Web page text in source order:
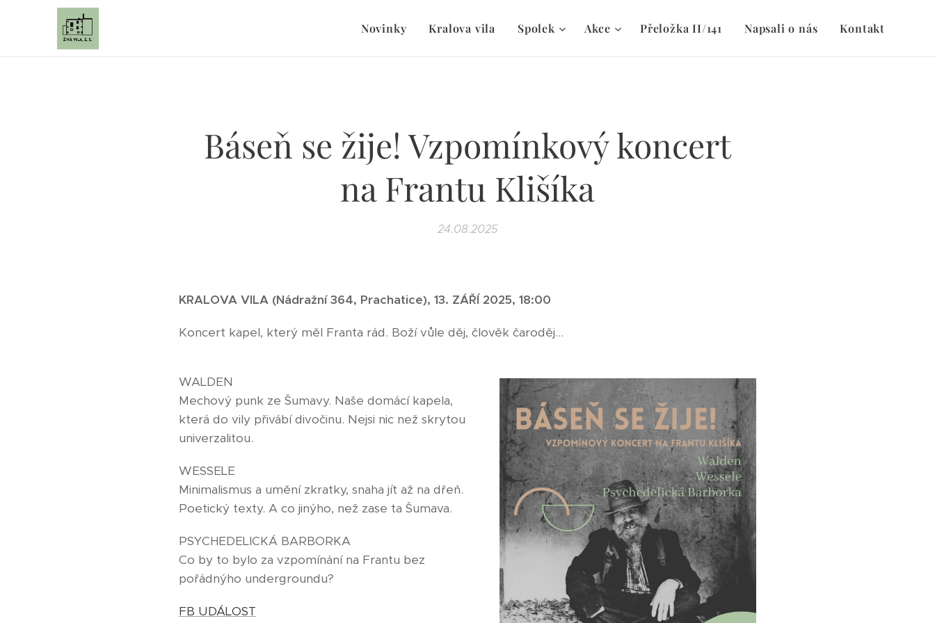
Novinky Kralova vila Spolek Akce Přeložka II/141 Napsali o nás Kontakt
Báseň se žije! Vzpomínkový koncert
na Frantu Klišíka
24.08.2025
KRALOVA VILA (Nádražní 364, Prachatice), 13. ZÁŘÍ 2025, 18:00
Koncert kapel, který měl Franta rád. Boží vůle děj, člověk čaroděj...
WALDEN
Mechový punk ze Šumavy. Naše domácí kapela,
která do vily přivábí divočinu. Nejsi nic než skrytou
univerzalitou.
WESSELE
Minimalismus a umění zkratky, snaha jít až na dřeň.
Poetický texty. A co jinýho, než zase ta Šumava.
PSYCHEDELICKÁ BARBORKA
Co by to bylo za vzpomínání na Frantu bez
pořádnýho undergroundu?
FB UDÁLOST